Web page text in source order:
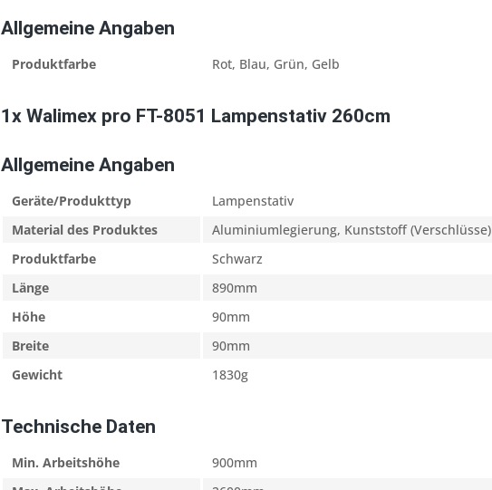
Allgemeine Angaben
Produktfarbe Rot, Blau, Grün, Gelb
1x Walimex pro FT-8051 Lampenstativ 260cm
Allgemeine Angaben
Geräte/Produkttyp
Lampenstativ
Material des Produktes
Aluminiumlegierung, Kunststoff (Verschlüsse)
Produktfarbe
Schwarz
Länge
890mm
Höhe
90mm
Breite
90mm
Gewicht
1830g
Technische Daten
Min. Arbeitshöhe
900mm